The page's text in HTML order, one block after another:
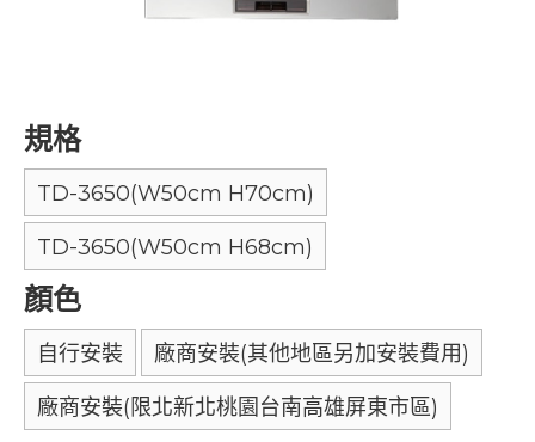
規格
TD-3650(W50cm H70cm)
TD-3650(W50cm H68cm)
顏色
自行安裝 廠商安裝(其他地區另加安裝費用)
廠商安裝(限北新北桃園台南高雄屏東市區)